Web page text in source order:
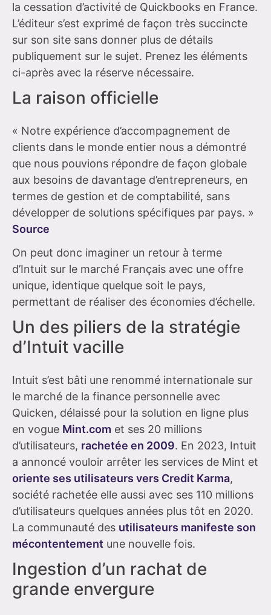
la cessation d’activité de Quickbooks en France.
L’éditeur s’est exprimé de façon très succincte
sur son site sans donner plus de détails
publiquement sur le sujet. Prenez les éléments
ci-après avec la réserve nécessaire.
La raison officielle
« Notre expérience d’accompagnement de
clients dans le monde entier nous a démontré
que nous pouvions répondre de façon globale
aux besoins de davantage d’entrepreneurs, en
termes de gestion et de comptabilité, sans
développer de solutions spécifiques par pays. »
Source
On peut donc imaginer un retour à terme
d’Intuit sur le marché Français avec une offre
unique, identique quelque soit le pays,
permettant de réaliser des économies d’échelle.
Un des piliers de la stratégie
d’Intuit vacille
Intuit s’est bâti une renommé internationale sur
le marché de la finance personnelle avec
Quicken, délaissé pour la solution en ligne plus
en vogue Mint.com et ses 20 millions
d’utilisateurs, rachetée en 2009. En 2023, Intuit
a annoncé vouloir arrêter les services de Mint et
oriente ses utilisateurs vers Credit Karma,
société rachetée elle aussi avec ses 110 millions
d’utilisateurs quelques années plus tôt en 2020.
La communauté des utilisateurs manifeste son
mécontentement une nouvelle fois.
Ingestion d’un rachat de
grande envergure